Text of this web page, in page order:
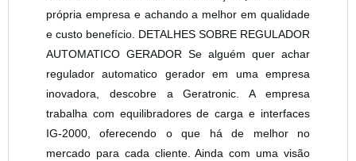
própria empresa e achando a melhor em qualidade
e custo benefício. DETALHES SOBRE REGULADOR
AUTOMATICO GERADOR Se alguém quer achar
regulador automatico gerador em uma empresa
inovadora, descobre a Geratronic. A empresa
trabalha com equilibradores de carga e interfaces
IG-2000, oferecendo o que há de melhor no
mercado para cada cliente. Ainda com uma visão